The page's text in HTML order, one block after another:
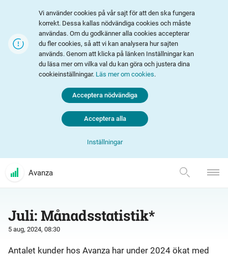
Vi använder cookies på vår sajt för att den ska fungera
korrekt. Dessa kallas nödvändiga cookies och måste
användas. Om du godkänner alla cookies accepterar
du fler cookies, så att vi kan analysera hur sajten
används. Genom att klicka på länken Inställningar kan
du läsa mer om vilka val du kan göra och justera dina
cookieinställningar. Läs mer om cookies.
Inställningar
Acceptera nödvändiga
Acceptera alla
Avanza
Juli: Månadsstatistik*
5 aug, 2024, 08:30
Antalet kunder hos Avanza har under 2024 ökat med